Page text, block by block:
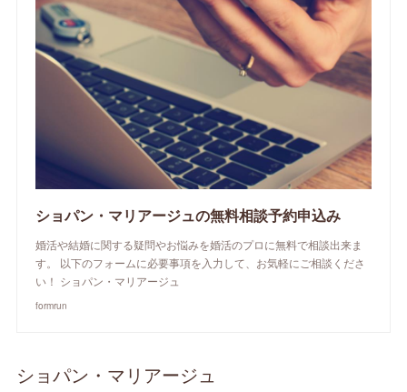
ショパン・マリアージュの無料相談予約申込み
婚活や結婚に関する疑問やお悩みを婚活のプロに無料で相談出来ま
す。 以下のフォームに必要事項を入力して、お気軽にご相談くださ
い！ ショパン・マリアージュ
formrun
ショパン・マリアージュ